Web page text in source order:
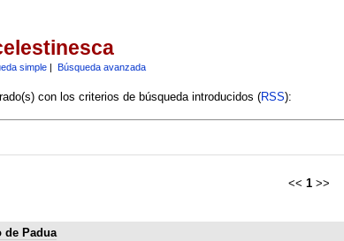
simple| Búsqueda avanzada
con los criterios de búsqueda introducidos (RSS):
<< 1 >>
de Padua